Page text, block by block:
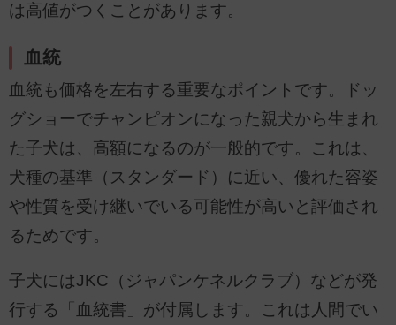
は高値がつくことがあります。
血統
血統も価格を左右する重要なポイントです。ドッ
グショーでチャンピオンになった親犬から生まれ
た子犬は、高額になるのが一般的です。これは、
犬種の基準（スタンダード）に近い、優れた容姿
や性質を受け継いでいる可能性が高いと評価され
るためです。
子犬にはJKC（ジャパンケネルクラブ）などが発
行する「血統書」が付属します。これは人間でい